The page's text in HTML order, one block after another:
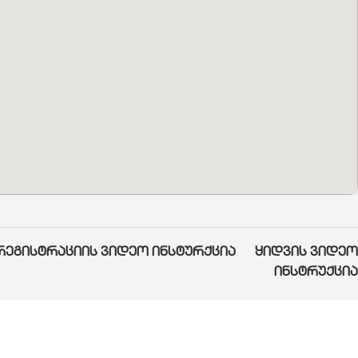
ვიდეო ინსტურქცია ყიდვის ვიდეო
ინსტრუქცია